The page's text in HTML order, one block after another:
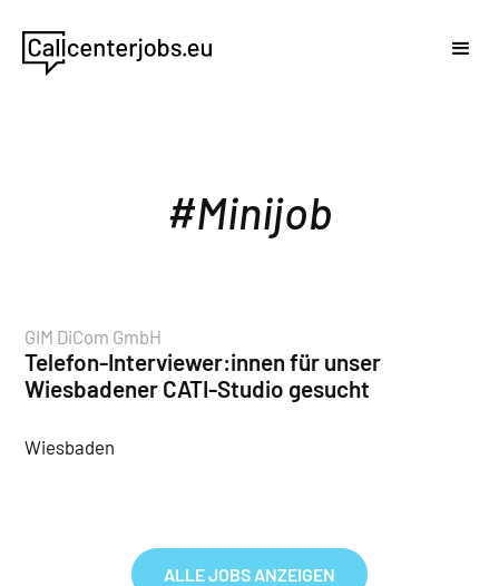
Minijob
GIM DiCom GmbH
Telefon-Interviewer:innen für unser
Wiesbadener CATI-Studio gesucht
Wiesbaden
ALLE JOBS ANZEIGEN